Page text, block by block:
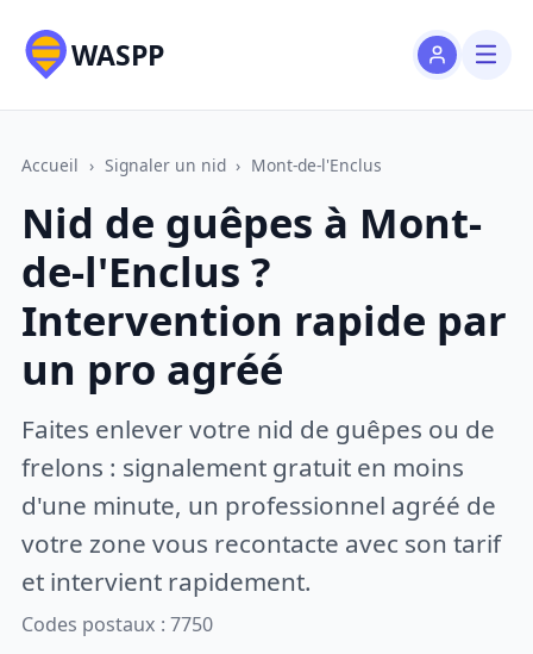
WASPP
Accueil › Signaler un nid › Mont-de-l'Enclus
Nid de guêpes à Mont-
de-l'Enclus ?
Intervention rapide par
un pro agréé
Faites enlever votre nid de guêpes ou de
frelons : signalement gratuit en moins
d'une minute, un professionnel agréé de
votre zone vous recontacte avec son tarif
et intervient rapidement.
Codes postaux : 7750